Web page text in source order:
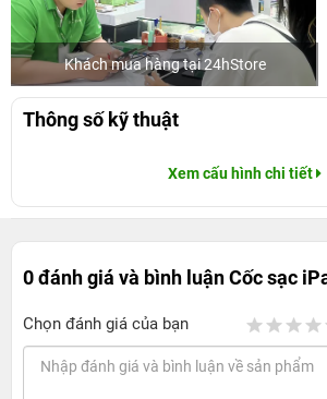
Khách mua hàng tại 24hStore
Thông số kỹ thuật
Xem cấu hình chi tiết
0 đánh giá và bình luậnCốc sạc
Chọn đánh giá của bạn